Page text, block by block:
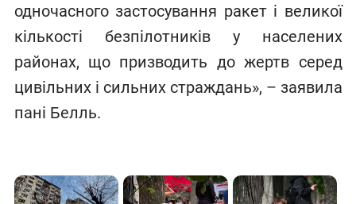
одночасного застосування ракет і великої
кількості безпілотників у населених
районах, що призводить до жертв серед
цивільних і сильних страждань», – заявила
пані Белль.